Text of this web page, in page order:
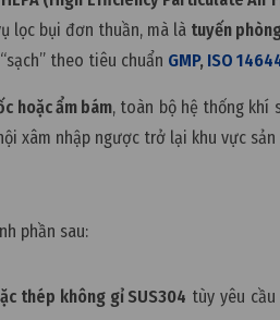
lọc bụi đơn thuần, mà là tuyến
theo tiêu chuẩn GMP, ISO
hoặc ẩm bám, toàn bộ hệ thống khí
xâm nhập ngược trở lại khu vực sản
phần sau:
thép không gỉ SUS304 tùy yêu